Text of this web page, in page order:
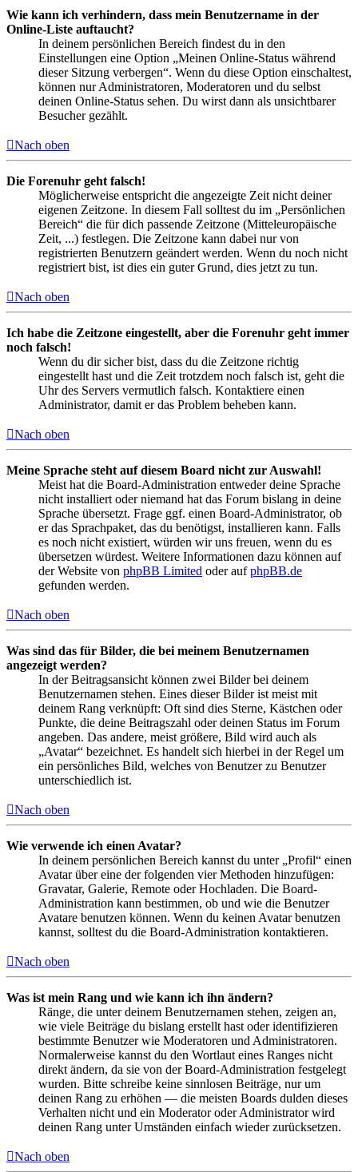
Wie kann ich verhindern, dass mein Benutzername in der
Online-Liste auftaucht?
In deinem persönlichen Bereich findest du in den
Einstellungen eine Option „Meinen Online-Status während
dieser Sitzung verbergen“. Wenn du diese Option einschaltest,
können nur Administratoren, Moderatoren und du selbst
deinen Online-Status sehen. Du wirst dann als unsichtbarer
Besucher gezählt.
Nach oben
Die Forenuhr geht falsch!
Möglicherweise entspricht die angezeigte Zeit nicht deiner
eigenen Zeitzone. In diesem Fall solltest du im „Persönlichen
Bereich“ die für dich passende Zeitzone (Mitteleuropäische
Zeit, ...) festlegen. Die Zeitzone kann dabei nur von
registrierten Benutzern geändert werden. Wenn du noch nicht
registriert bist, ist dies ein guter Grund, dies jetzt zu tun.
Nach oben
Ich habe die Zeitzone eingestellt, aber die Forenuhr geht immer
noch falsch!
Wenn du dir sicher bist, dass du die Zeitzone richtig
eingestellt hast und die Zeit trotzdem noch falsch ist, geht die
Uhr des Servers vermutlich falsch. Kontaktiere einen
Administrator, damit er das Problem beheben kann.
Nach oben
Meine Sprache steht auf diesem Board nicht zur Auswahl!
Meist hat die Board-Administration entweder deine Sprache
nicht installiert oder niemand hat das Forum bislang in deine
Sprache übersetzt. Frage ggf. einen Board-Administrator, ob
er das Sprachpaket, das du benötigst, installieren kann. Falls
es noch nicht existiert, würden wir uns freuen, wenn du es
übersetzen würdest. Weitere Informationen dazu können auf
der Website von phpBB Limited oder aufphpBB.de
gefunden werden.
Nach oben
Was sind das für Bilder, die bei meinem Benutzernamen
angezeigt werden?
In der Beitragsansicht können zwei Bilder bei deinem
Benutzernamen stehen. Eines dieser Bilder ist meist mit
deinem Rang verknüpft: Oft sind dies Sterne, Kästchen oder
Punkte, die deine Beitragszahl oder deinen Status im Forum
angeben. Das andere, meist größere, Bild wird auch als
„Avatar“ bezeichnet. Es handelt sich hierbei in der Regel um
ein persönliches Bild, welches von Benutzer zu Benutzer
unterschiedlich ist.
Nach oben
Wie verwende ich einen Avatar?
In deinem persönlichen Bereich kannst du unter „Profil“ einen
Avatar über eine der folgenden vier Methoden hinzufügen:
Gravatar, Galerie, Remote oder Hochladen. Die Board-
Administration kann bestimmen, ob und wie die Benutzer
Avatare benutzen können. Wenn du keinen Avatar benutzen
kannst, solltest du die Board-Administration kontaktieren.
Nach oben
Was ist mein Rang und wie kann ich ihn ändern?
Ränge, die unter deinem Benutzernamen stehen, zeigen an,
wie viele Beiträge du bislang erstellt hast oder identifizieren
bestimmte Benutzer wie Moderatoren und Administratoren.
Normalerweise kannst du den Wortlaut eines Ranges nicht
direkt ändern, da sie von der Board-Administration festgelegt
wurden. Bitte schreibe keine sinnlosen Beiträge, nur um
deinen Rang zu erhöhen — die meisten Boards dulden dieses
Verhalten nicht und ein Moderator oder Administrator wird
deinen Rang unter Umständen einfach wieder zurücksetzen.
Nach oben